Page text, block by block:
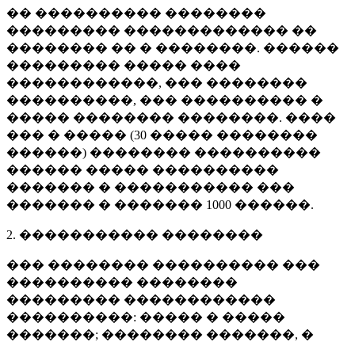
�� ���������� ��������
��������� ������������� ��
�������� �� � ��������. ������
��������� ����� ����
������������, ��� ��������
����������, ��� ���������� �
����� �������� ��������. ����
��� � ����� (30 ����� ��������
������) �������� ����������
������ ����� ����������
������� � ����������� ���
������� � ������� 1000 ������.
2. ����������� ��������
��� �������� ���������� ���
���������� ��������
��������� ������������
����������: ����� � �����
�������; �������� �������, �